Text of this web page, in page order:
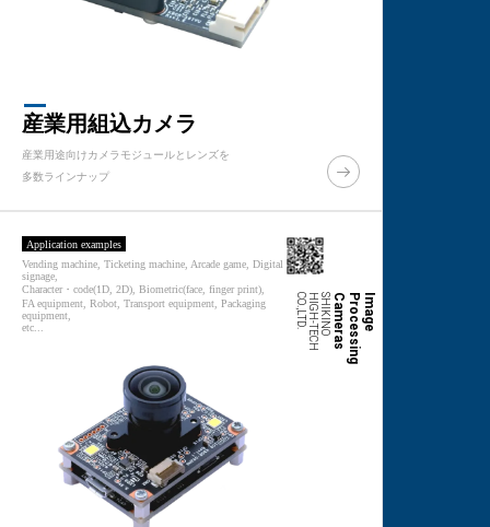
産業用組込カメラ
産業用途向けカメラモジュールとレンズを
多数ラインナップ
Application examples
Vending machine, Ticketing machine, Arcade game, Digital
signage,
Character・code(1D, 2D), Biometric(face, finger print),
FA equipment, Robot, Transport equipment, Packaging
equipment,
etc...
I
m
a
g
e
P
r
o
c
e
s
s
i
n
g
C
a
m
e
r
a
s
S
H
I
K
I
N
O
H
I
G
H
-
T
E
C
H
C
O
.,L
T
D
.